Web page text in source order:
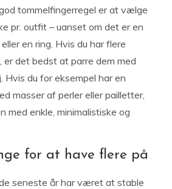
tommelfingerregel er at vælge
pr. outfit – uanset om det er en
en ring. Hvis du har flere
det bedst at parre dem med
du for eksempel har en
masser af perler eller pailletter,
med enkle, minimalistiske og
for at have flere på
seneste år har været at stable